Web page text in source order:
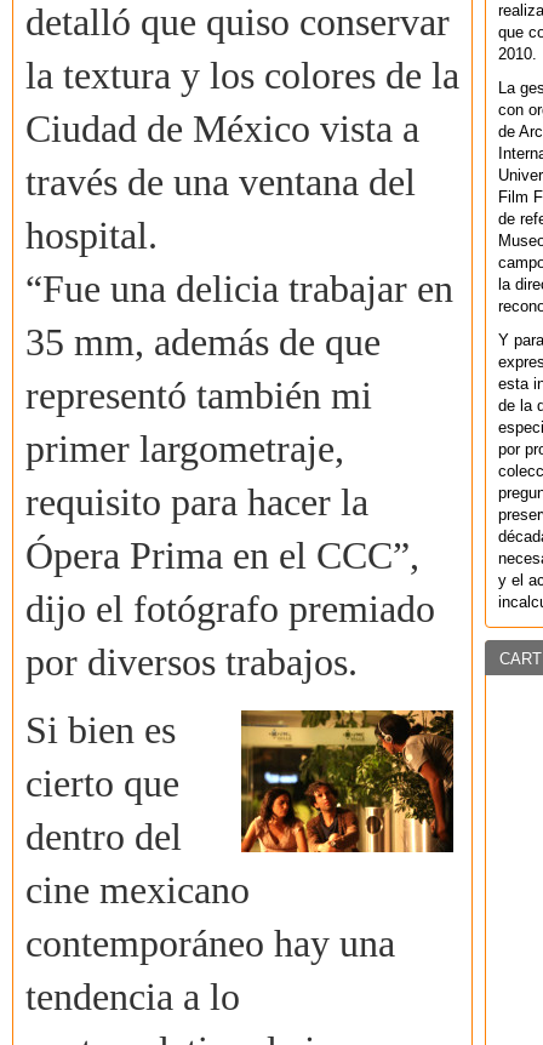
detalló que quiso conservar
la textura y los colores de la
Ciudad de México vista a
través de una ventana del
hospital.
“Fue una delicia trabajar en
35 mm, además de que
representó también mi
primer largometraje,
requisito para hacer la
Ópera Prima en el CCC”,
dijo el fotógrafo premiado
por diversos trabajos.
Si bien es
cierto que
dentro del
cine mexicano
contemporáneo hay una
tendencia a lo
que
2010.
La
con
de
Film
de
la
Y
esta
de la
por
y el